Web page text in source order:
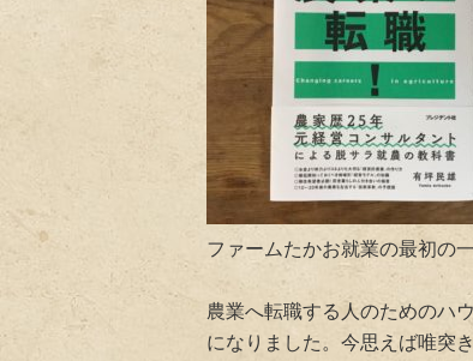
ファームたかお就業の最初の
農業へ転職する人のためのハ
になりました。今思えば唯突